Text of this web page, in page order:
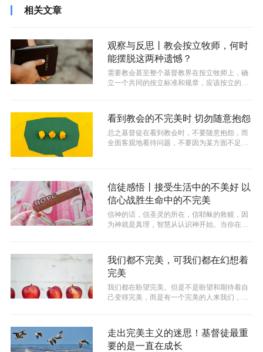
相关文章
观察与反思丨教会按立牧师，何时
能摆脱这两种遗憾？
需要教会甚至整个基督教界在按立牧师上，确
立一个共同的按立标准和规章，应该按立的就
看到教会的不完美时 切勿随意抱怨
总之基督徒在看到教会时，不要随意抱怨，而
全面客观地看待问题，不要因为某方面不足就
信徒感悟丨接受生活中的不美好 以
信心战胜生命中的不完美
信神的话，信圣灵的所在，信耶稣的救赎，因
为神就是真理，智慧从认识神开始。当你在困
​我们都不完美，可我们都在幻想着
完美
我们都在盼望完美。但是不是盼望和期待着自
己变得完美，而是有一个完美的人来我们，这
走出完美主义的迷思！基督徒最重
要的是一直在成长